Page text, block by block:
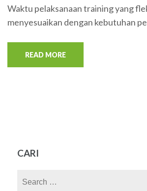
Waktu pelaksanaan training yang
menyesuaikan dengan kebutuhan
READ MORE
CARI